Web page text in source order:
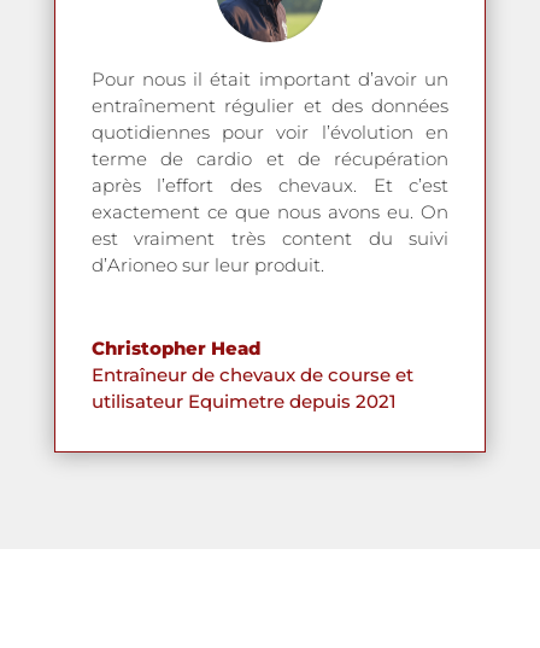
Pour nous il était important d’avoir un
entraînement régulier et des données
quotidiennes pour voir l’évolution en
terme de cardio et de récupération
après l’effort des chevaux. Et c’est
exactement ce que nous avons eu. On
est vraiment très content du suivi
d’Arioneo sur leur produit.
Christopher Head
Entraîneur de chevaux de course et
utilisateur Equimetre depuis 2021